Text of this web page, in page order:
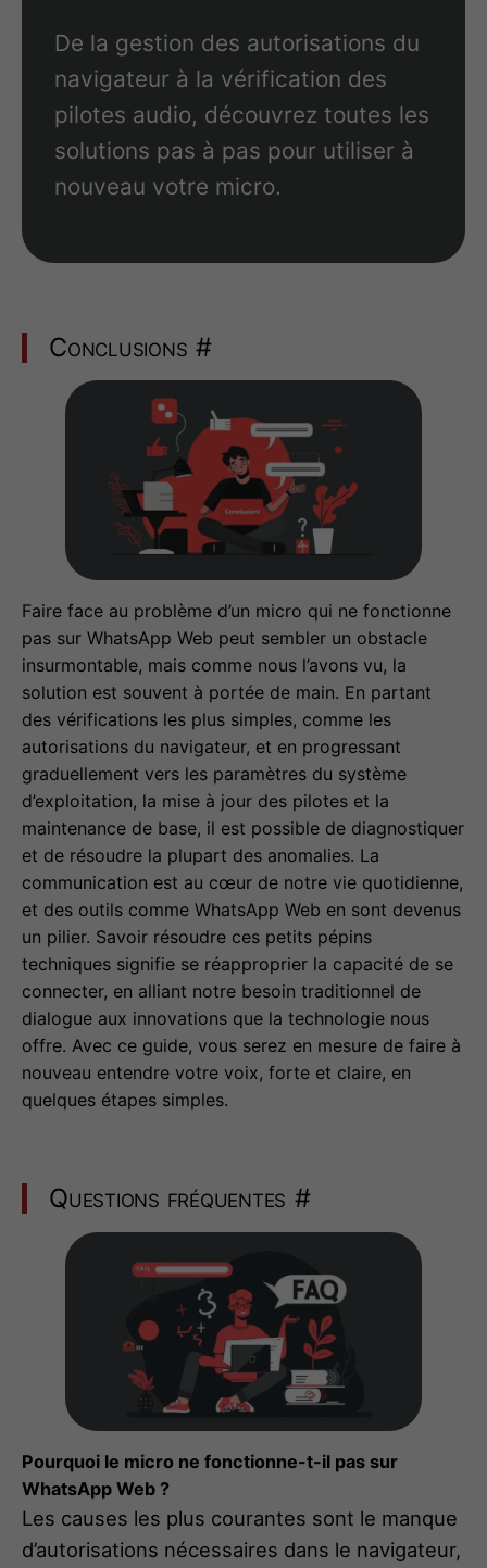
De la gestion des autorisations du
navigateur à la vérification des
pilotes audio, découvrez toutes les
solutions pas à pas pour utiliser à
nouveau votre micro.
Conclusions #
Faire face au problème d’un micro qui ne fonctionne
pas sur WhatsApp Web peut sembler un obstacle
insurmontable, mais comme nous l’avons vu, la
solution est souvent à portée de main. En partant
des vérifications les plus simples, comme les
autorisations du navigateur, et en progressant
graduellement vers les paramètres du système
d’exploitation, la mise à jour des pilotes et la
maintenance de base, il est possible de diagnostiquer
et de résoudre la plupart des anomalies. La
communication est au cœur de notre vie quotidienne,
et des outils comme WhatsApp Web en sont devenus
un pilier. Savoir résoudre ces petits pépins
techniques signifie se réapproprier la capacité de se
connecter, en alliant notre besoin traditionnel de
dialogue aux innovations que la technologie nous
offre. Avec ce guide, vous serez en mesure de faire à
nouveau entendre votre voix, forte et claire, en
quelques étapes simples.
Questions fréquentes #
Pourquoi le micro ne fonctionne-t-il pas sur
WhatsApp Web ?
Les causes les plus courantes sont le manque
d’autorisations nécessaires dans le navigateur,